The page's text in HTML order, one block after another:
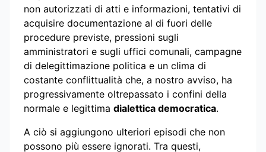
non autorizzati di atti e informazioni, tentativi di
acquisire documentazione al di fuori delle
procedure previste, pressioni sugli
amministratori e sugli uffici comunali, campagne
di delegittimazione politica e un clima di
costante conflittualità che, a nostro avviso, ha
progressivamente oltrepassato i confini della
normale e legittima dialettica democratica.
A ciò si aggiungono ulteriori episodi che non
possono più essere ignorati. Tra questi,